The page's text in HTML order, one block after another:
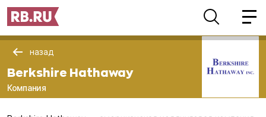
назад
Berkshire Hathaway
Компания